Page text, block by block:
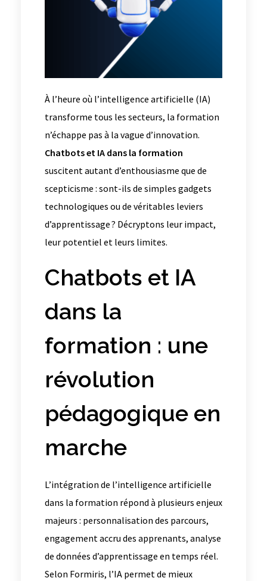
À l’heure où l’intelligence artificielle (IA)
transforme tous les secteurs, la formation
n’échappe pas à la vague d’innovation.
Chatbots et IA dans la formation
suscitent autant d’enthousiasme que de
scepticisme : sont-ils de simples gadgets
technologiques ou de véritables leviers
d’apprentissage ? Décryptons leur impact,
leur potentiel et leurs limites.
Chatbots et IA
dans la
formation : une
révolution
pédagogique en
marche
L’intégration de l’intelligence artificielle
dans la formation répond à plusieurs enjeux
majeurs : personnalisation des parcours,
engagement accru des apprenants, analyse
de données d’apprentissage en temps réel.
Selon Formiris, l’IA permet de mieux